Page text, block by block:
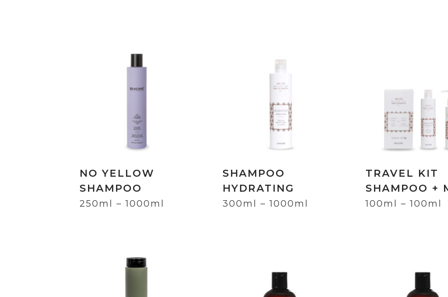
NO YELLOW
SHAMPOO
250ml – 1000ml
SHAMPOO
HYDRATING
300ml – 1000ml
TRAVEL KIT
SHAMPOO +
100ml – 100ml